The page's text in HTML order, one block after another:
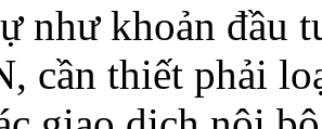
như khoản đầu
cần thiết phải